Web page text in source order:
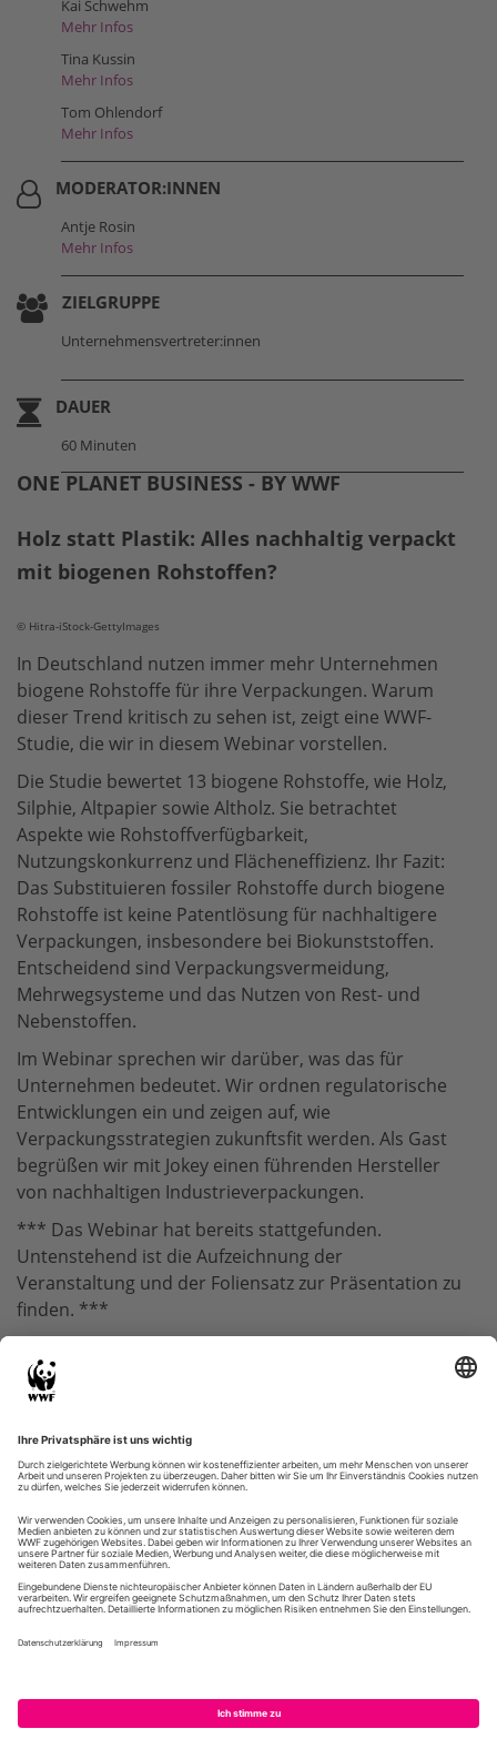
Kai Schwehm
Mehr Infos
Tina Kussin
Mehr Infos
Tom Ohlendorf
Mehr Infos
MODERATOR:INNEN
Antje Rosin
Mehr Infos
ZIELGRUPPE
Unternehmensvertreter:innen
DAUER
60 Minuten
ONE PLANET BUSINESS - BY WWF
Holz statt Plastik: Alles nachhaltig verpackt
mit biogenen Rohstoffen?
© Hitra-iStock-GettyImages
In Deutschland nutzen immer mehr Unternehmen
biogene Rohstoffe für ihre Verpackungen. Warum
dieser Trend kritisch zu sehen ist, zeigt eine WWF-
Studie, die wir in diesem Webinar vorstellen.
Die Studie bewertet 13 biogene Rohstoffe, wie Holz,
Silphie, Altpapier sowie Altholz. Sie betrachtet
Aspekte wie Rohstoffverfügbarkeit,
Nutzungskonkurrenz und Flächeneffizienz. Ihr Fazit:
Das Substituieren fossiler Rohstoffe durch biogene
Rohstoffe ist keine Patentlösung für nachhaltigere
Verpackungen, insbesondere bei Biokunststoffen.
Entscheidend sind Verpackungsvermeidung,
Mehrwegsysteme und das Nutzen von Rest- und
Nebenstoffen.
Im Webinar sprechen wir darüber, was das für
Unternehmen bedeutet. Wir ordnen regulatorische
Entwicklungen ein und zeigen auf, wie
Verpackungsstrategien zukunftsfit werden. Als Gast
begrüßen wir mit Jokey einen führenden Hersteller
von nachhaltigen Industrieverpackungen.
*** Das Webinar hat bereits stattgefunden.
Untenstehend ist die Aufzeichnung der
Veranstaltung und der Foliensatz zur Präsentation zu
finden. ***
Kursinhalt
Holz statt Plastik: Alles nachhaltig verpackt mit
biogenen Rohstoffen?
Aufzeichnung der Veranstaltung
Foliensatz zur Präsentation
Impressum
Datenschutz